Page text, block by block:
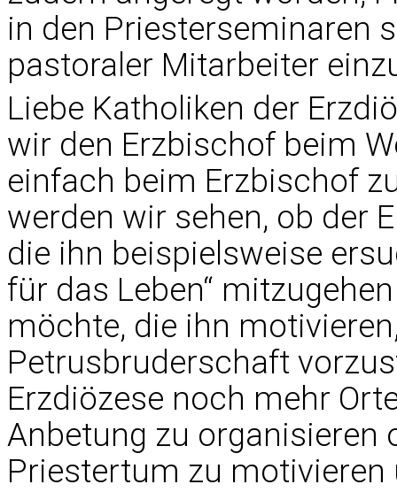
in den Priesterseminaren
pastoraler Mitarbeiter
Liebe Katholiken der
wir den Erzbischof beim
einfach beim Erzbischof
werden wir sehen, ob der
die ihn beispielsweise
für das Leben“
möchte, die ihn
Petrusbruderschaft
Erzdiözese noch mehr
Anbetung zu organisieren
Priestertum zu